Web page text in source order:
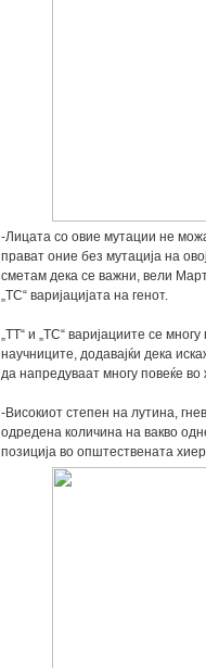
-Лицата со овие мутации не
прават оние без мутација на
сметам дека се важни, вели
„TC“ варијацијата на генот.
„TT“ и „TC“ варијациите се
научниците, додавајќи дека
да напредуваат многу повеќе во
-Високиот степен на лутина,
одредена количина на вакво
позиција во општествената